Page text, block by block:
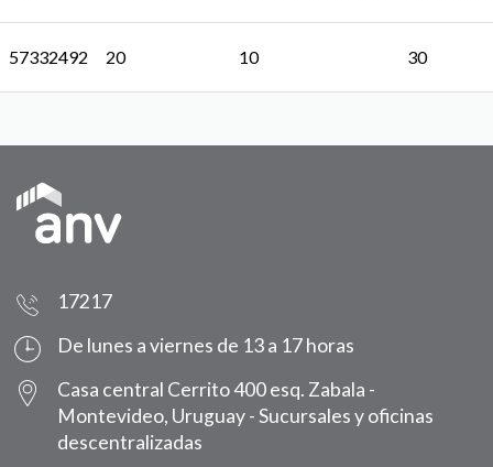
57332492 20 10 30
17217
De lunes a viernes de 13 a 17 horas
Casa central Cerrito 400 esq. Zabala -
Montevideo, Uruguay -Sucursales y oficinas
descentralizadas